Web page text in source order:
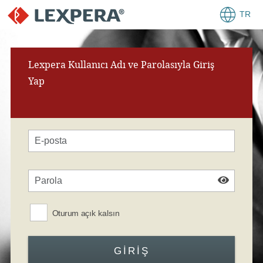
TR
Lexpera Kullanıcı Adı ve Parolasıyla Giriş
Yap
Oturum açık kalsın
GIRIŞ